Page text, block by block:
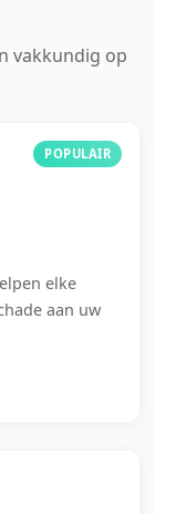
vakkundig op
POPULAIR
elke
aan uw